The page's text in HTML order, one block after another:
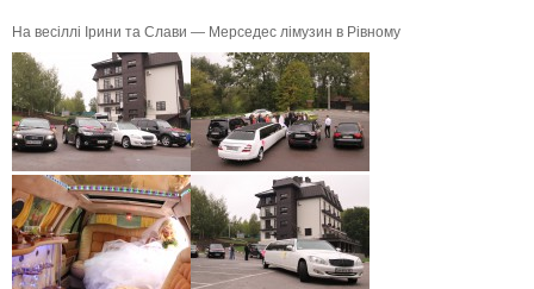
На весіллі Ірини та Слави — Мерседес лімузин в Рівному